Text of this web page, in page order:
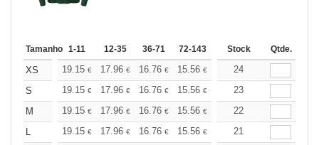
Tamanho 1-11 12-35 36-71 72-143 144-287 288 +
Stock Qtde.
XS 19.15 € 17.96 € 16.76 € 15.56 € 14.36€
24
S
19.15 € 17.96 € 16.76 € 15.56 € 14.36€
23
M
19.15 € 17.96 € 16.76 € 15.56 € 14.36€
22
L
19.15 € 17.96 € 16.76 € 15.56 € 14.36€
21